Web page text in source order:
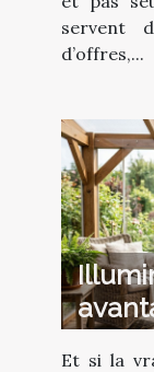
servent
d’offres,...
Et si la